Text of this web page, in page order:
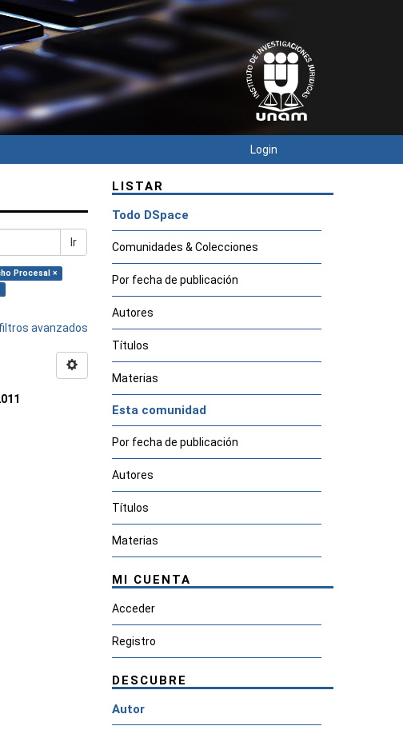
Login
Ir
Procesal ×
avanzados
LISTAR
Todo DSpace
Comunidades & Colecciones
Por fecha de publicación
Autores
Títulos
Materias
Esta comunidad
Por fecha de publicación
Autores
Títulos
Materias
MI CUENTA
Acceder
Registro
DESCUBRE
Autor